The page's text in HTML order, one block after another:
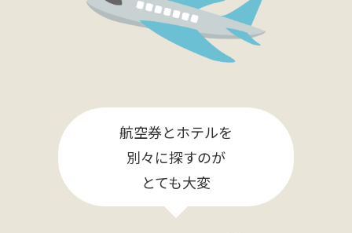
航空券とホテルを
別々に探すのが
とても大変